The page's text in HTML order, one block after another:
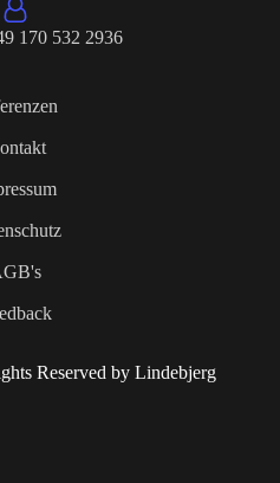
170 532 2936
Reserved by Lindebjerg